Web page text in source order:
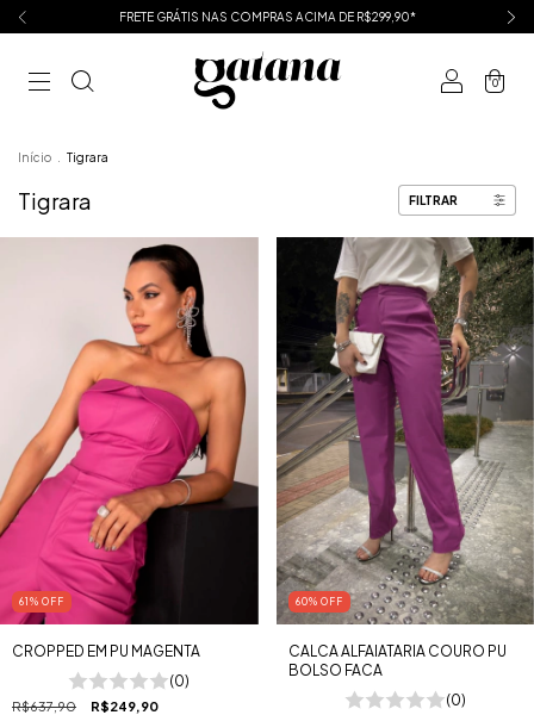
FRETE GRÁTIS NAS COMPRAS ACIMA DE R$299,90*
0
Início Tigrara
Tigrara FILTRAR
61 % OFF
CROPPED EM PU MAGENTA
(0)
R$637,90 R$249,90
60% OFF
CALCA ALFAIATARIA COURO PU
BOLSO FACA
(0)